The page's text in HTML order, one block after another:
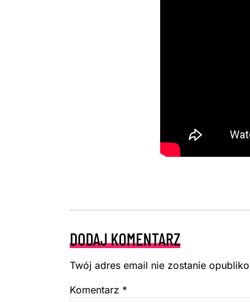
DODAJ KOMENTARZ
Twój adres email nie zostanie
Komentarz *